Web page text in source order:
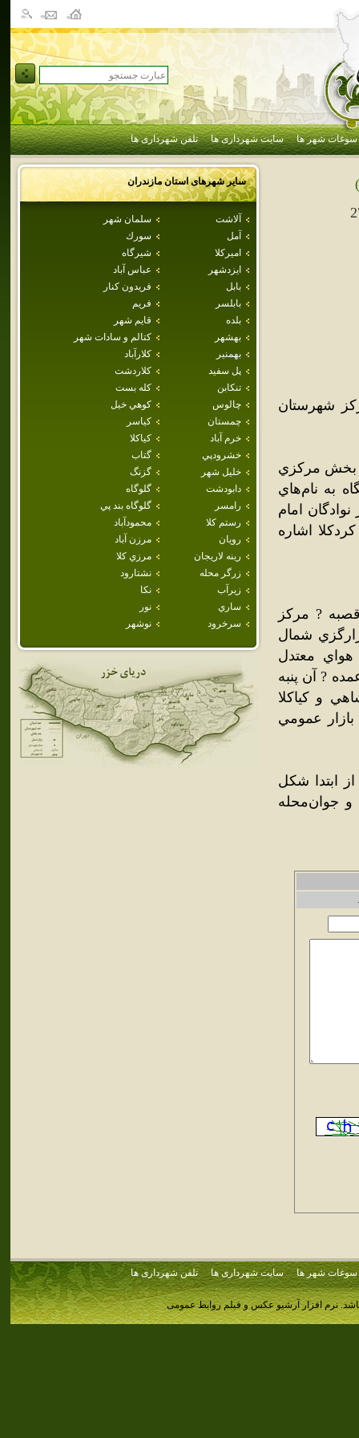
سوغات شهر ها سایت شهرداری ها تلفن شهرداری ها
سایر شهرهای استانمازندران
آلاشت
سلمان شهر
آمل
سورك
اميركلا
شيرگاه
ايزدشهر
عباس آباد
بابل
فريدون كنار
بابلسر
فريم
بلده
قايم شهر
بهشهر
كتالم و سادات شهر
بهمنير
كلارآباد
پل سفيد
كلاردشت
تنكابن
كله بست
چالوس
كوهي خيل
چمستان
كياسر
خرم آباد
كياكلا
خشرودپي
گتاب
خليل شهر
گزنگ
دابودشت
گلوگاه
رامسر
گلوگاه بند پي
رستم كلا
محمودآباد
رويان
مرزن آباد
رينه لاريجان
مرزي كلا
زرگر محله
نشتارود
زيرآب
نكا
ساري
نور
سرخرود
نوشهر
شهرستان
بخش مرکزي
به نام‌هاي
امام
اشاره
قصبه ? مرکز
است که در 21 هزارگزي شمال شاهي و 18 هزارگزي شمال
معتدل
? آن پنبه
و کياکلا
عمومي
ابتدا شکل
و جوان‌محله
سوغات شهر ها سایت شهرداری ها تلفن شهرداری ها
نرم افزار آرشیو عکس و فیلم روابط عمومی